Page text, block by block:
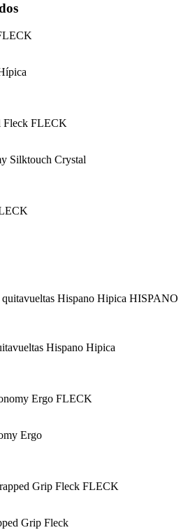
Silktouch Crystal
Hispano Hipica
Ergo
Grip Fleck